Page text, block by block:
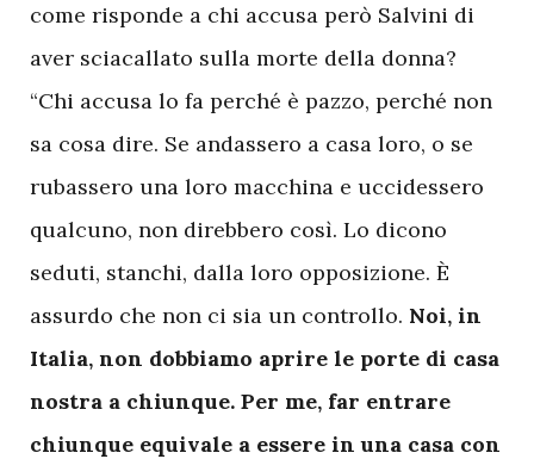
come risponde a chi accusa però Salvini di
aver sciacallato sulla morte della donna?
“Chi accusa lo fa perché è pazzo, perché non
sa cosa dire. Se andassero a casa loro, o se
rubassero una loro macchina e uccidessero
qualcuno, non direbbero così. Lo dicono
seduti, stanchi, dalla loro opposizione. È
assurdo che non ci sia un controllo. Noi, in
Italia, non dobbiamo aprire le porte di casa
nostra a chiunque. Per me, far entrare
chiunque equivale a essere in una casa con